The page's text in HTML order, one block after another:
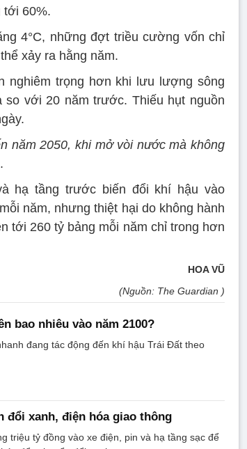
tới 60%.
4°C, những đợt triều cường vốn chỉ
xảy ra hằng năm.
nghiêm trọng hơn khi lưu lượng sông
so với 20 năm trước. Thiếu hụt nguồn
năm 2050, khi mở vòi nước mà không
hạ tầng trước biến đổi khí hậu vào
năm, nhưng thiệt hại do không hành
tới 260 tỷ bảng mỗi năm chỉ trong hơn
HOA VŨ
(Nguồn: The Guardian )
bao nhiêu vào năm 2100?
đang tác động đến khí hậu Trái Đất theo
đổi xanh, điện hóa giao thông
triệu tỷ đồng vào xe điện, pin và hạ tầng sạc để